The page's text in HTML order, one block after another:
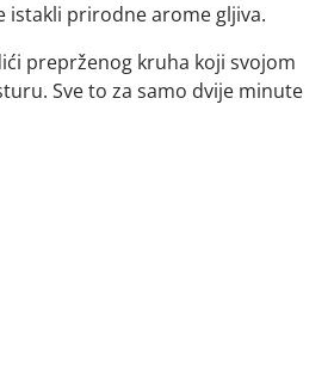
istakli prirodne arome gljiva.
preprženog kruha koji svojom
Sve to za samo dvije minute